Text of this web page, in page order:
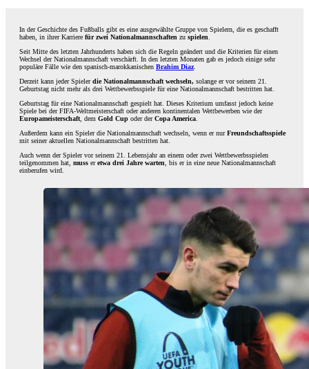
In der Geschichte des Fußballs gibt es eine ausgewählte Gruppe von Spielern, die es geschafft
haben, in ihrer Karriere für zwei Nationalmannschaften zu spielen
Seit Mitte des letzten Jahrhunderts haben sich die Regeln geändert und die Kriterien für einen
Wechsel der Nationalmannschaft verschärft. In den letzten Monaten gab es jedoch einige sehr
populäre Fälle wie den spanisch-marokkanischen Brahim Diaz.
Derzeit kann jeder Spielerdie Nationalmannschaft wechseln, solange er vor seinem 21.
Geburtstag nicht mehr als drei Wettbewerbsspiele für eine Nationalmannschaft bestritten hat.
Geburtstag für eine Nationalmannschaft gespielt hat. Dieses Kriterium umfasst jedoch keine
Spiele bei der FIFA-Weltmeisterschaft oder anderen kontinentalen Wettbewerben wie der
Europameisterschaft , dem Gold Cup oder derCopa America
Außerdem kann ein Spieler die Nationalmannschaft wechseln, wenn er nurFreundschaftsspiele
mit seiner aktuellen Nationalmannschaft bestritten hat.
Auch wenn der Spieler vor seinem 21. Lebensjahr an einem oder zwei Wettbewerbsspielen
teilgenommen hat, muss eretwa drei Jahre warten , bis er in eine neue Nationalmannschaft
einberufen wird.